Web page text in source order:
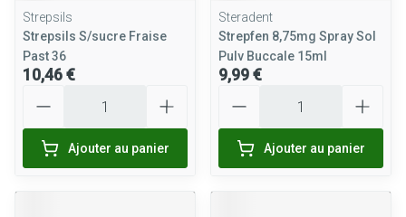
Strepsils
Strepsils S/sucre Fraise
Past 36
10,46 €
Ajouter au panier
Steradent
Strepfen 8,75mg Spray Sol
Pulv Buccale 15ml
9,99 €
Ajouter au panier